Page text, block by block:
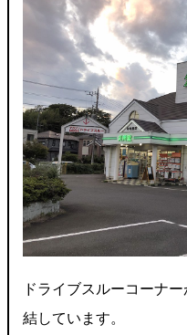
ドライブスルーコーナ
結しています。